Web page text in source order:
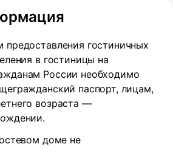
предоставления гостиничных
в гостиницы на
России необходимо
паспорт, лицам,
возраста —
доме не